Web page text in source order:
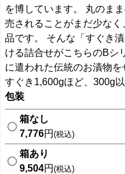
を博しています。 丸のま
売されることがまだ少な
品です。 そんな「すぐき
ける詰合せがこちらのBシ
に遣われた伝統のお漬物を
すぐき1,600gほど、300g
包装
箱なし
7,776
税込
箱あり
9,504
税込